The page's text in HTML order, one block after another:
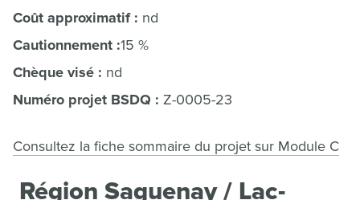
Coût approximatif : nd
Cautionnement :15 %
Chèque visé : nd
Numéro projet BSDQ : Z-0005-23
Consultez la fiche sommaire du projet sur Module C
Région Saguenay / Lac-